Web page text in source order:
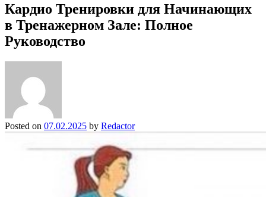
Кардио Тренировки для Начинающих
в Тренажерном Зале: Полное
Руководство
Posted on 07.02.2025 by Redactor